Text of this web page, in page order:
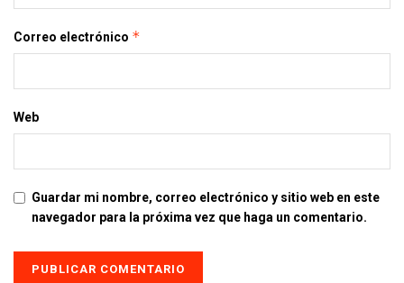
Correo electrónico *
Web
Guardar mi nombre, correo electrónico y sitio web en este
navegador para la próxima vez que haga un comentario.